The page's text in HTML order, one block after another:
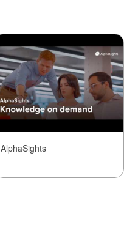
AlphaSights